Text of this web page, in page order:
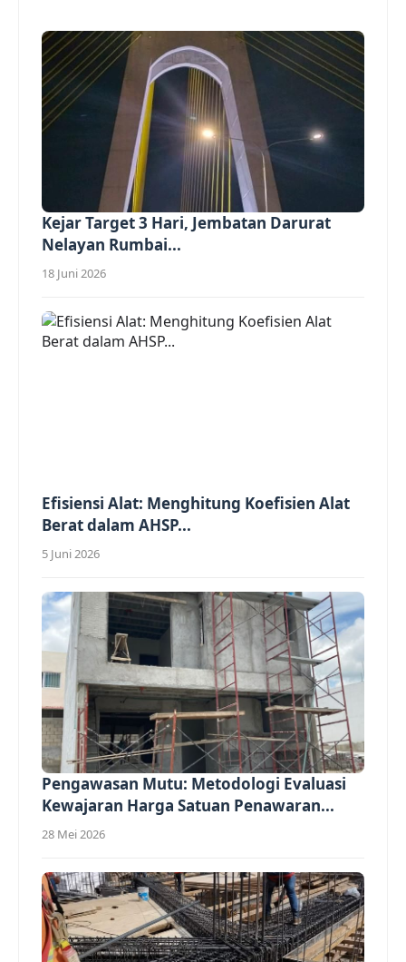
Kejar Target 3 Hari, Jembatan Darurat
Nelayan Rumbai...
18 Juni 2026
Efisiensi Alat: Menghitung Koefisien Alat
Berat dalam AHSP...
5 Juni 2026
Pengawasan Mutu: Metodologi Evaluasi
Kewajaran Harga Satuan Penawaran...
28 Mei 2026